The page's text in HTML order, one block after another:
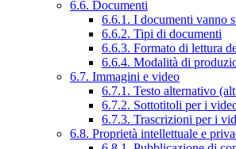
6.6. Documenti
6.6.1. I documenti vanno
6.6.2. Tipi di documenti
6.6.3. Formato di lettura
6.6.4. Modalità di
6.7. Immagini e video
6.7.1. Testo alternativo
6.7.2. Sottotitoli per i
6.7.3. Trascrizioni per i
6.8. Proprietà intellettuale e